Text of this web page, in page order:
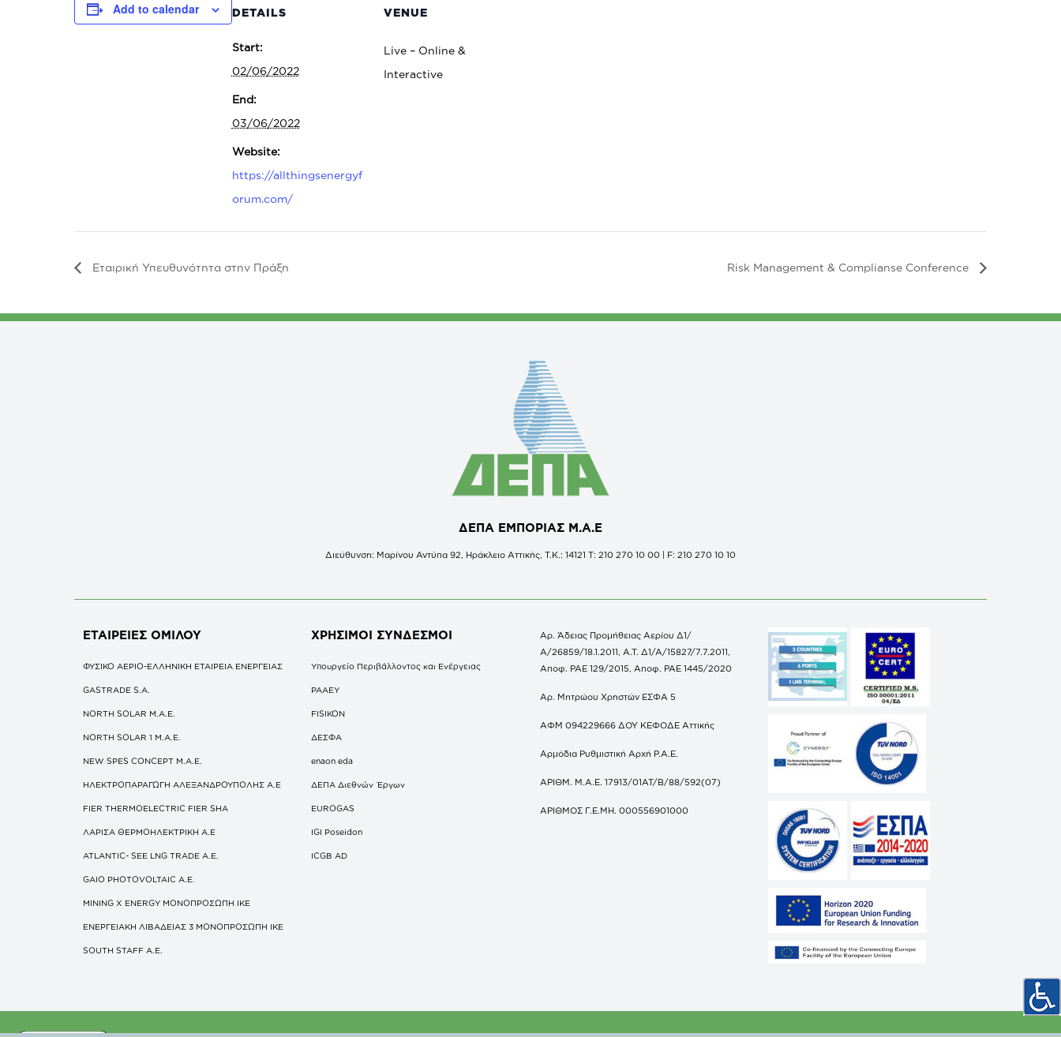
Add to calendar DETAILS
Start:
02/06/2022
End:
03/06/2022
Website:
https://allthingsenergyf
orum.com/
VENUE
Live – Online &
Interactive
Εταιρική Υπευθυνότητα στην Πράξη Risk Management & Complianse Conference
ΔΕΠΑ ΕΜΠΟΡΙΑΣ Μ.Α.Ε
Διεύθυνση: Μαρίνου Αντύπα 92, Ηράκλειο Αττικής, Τ.Κ.: 14121 Τ: 210 270 10 00 | F: 210 270 10 10
ΕΤΑΙΡΕΙΕΣΟΜΙΛΟΥ
ΦΥΣΙΚΟ ΑΕΡΙΟ-ΕΛΛΗΝΙΚΗ ΕΤΑΙΡΕΙΑ ΕΝΕΡΓΕΙΑΣ
GASTRADE S.A.
NORTH SOLAR M.Α.Ε.
NORTH SOLAR 1 M.Α.Ε.
NEW SPES CONCEPT Μ.Α.Ε.
ΗΛΕΚΤΡΟΠΑΡΑΓΩΓΗ ΑΛΕΞΑΝΔΡΟΥΠΟΛΗΣ A.E
FIER THERMOELECTRIC FIER SHA
ΛΑΡΙΣΑ ΘΕΡΜΟΗΛΕΚΤΡΙΚΗ A.E
ATLANTIC- SEE LNG TRADE A.E.
GAIO PHOTOVOLTAIC Α.Ε.
MINING X ENERGY ΜΟΝΟΠΡΟΣΩΠΗ ΙΚΕ
ΕΝΕΡΓΕΙΑΚΗ ΛΙΒΑΔΕΙΑΣ 3 ΜΟΝΟΠΡΟΣΩΠΗ ΙΚΕ
SOUTH STAFF Α.Ε.
ΧΡΗΣΙΜΟΙ ΣΥΝΔΕΣΜΟΙ
Υπουργείο Περιβάλλοντος και Ενέργειας
ΡΑΑΕΥ
FISIKON
ΔΕΣΦΑ
enaon eda
ΔΕΠΑ Διεθνών Έργων
EUROGAS
IGI Poseidon
ICGB AD
Αρ. Άδειας Προμήθειας Αερίου Δ1/
Α/26859/18.1.2011, Α.Τ. Δ1/Α/15827/7.7.2011,
Αποφ. ΡΑΕ 129/2015, Αποφ. ΡΑΕ 1445/2020
Αρ. Μητρώου Χρηστών ΕΣΦΑ 5
ΑΦΜ 094229666 ΔΟΥ ΚΕΦΟΔΕ Αττικής
Αρμόδια Ρυθμιστική Αρχή Ρ.Α.Ε.
ΑΡΙΘΜ. Μ.Α.Ε. 17913/01ΑΤ/Β/88/592(07)
ΑΡΙΘΜΟΣ Γ.Ε.ΜΗ. 000556901000